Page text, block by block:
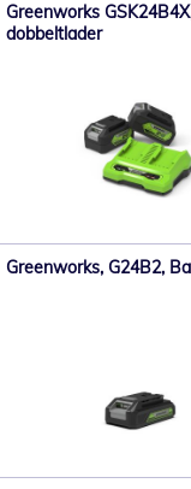
Greenworks
dobbeltlader
Greenworks, G24B2,